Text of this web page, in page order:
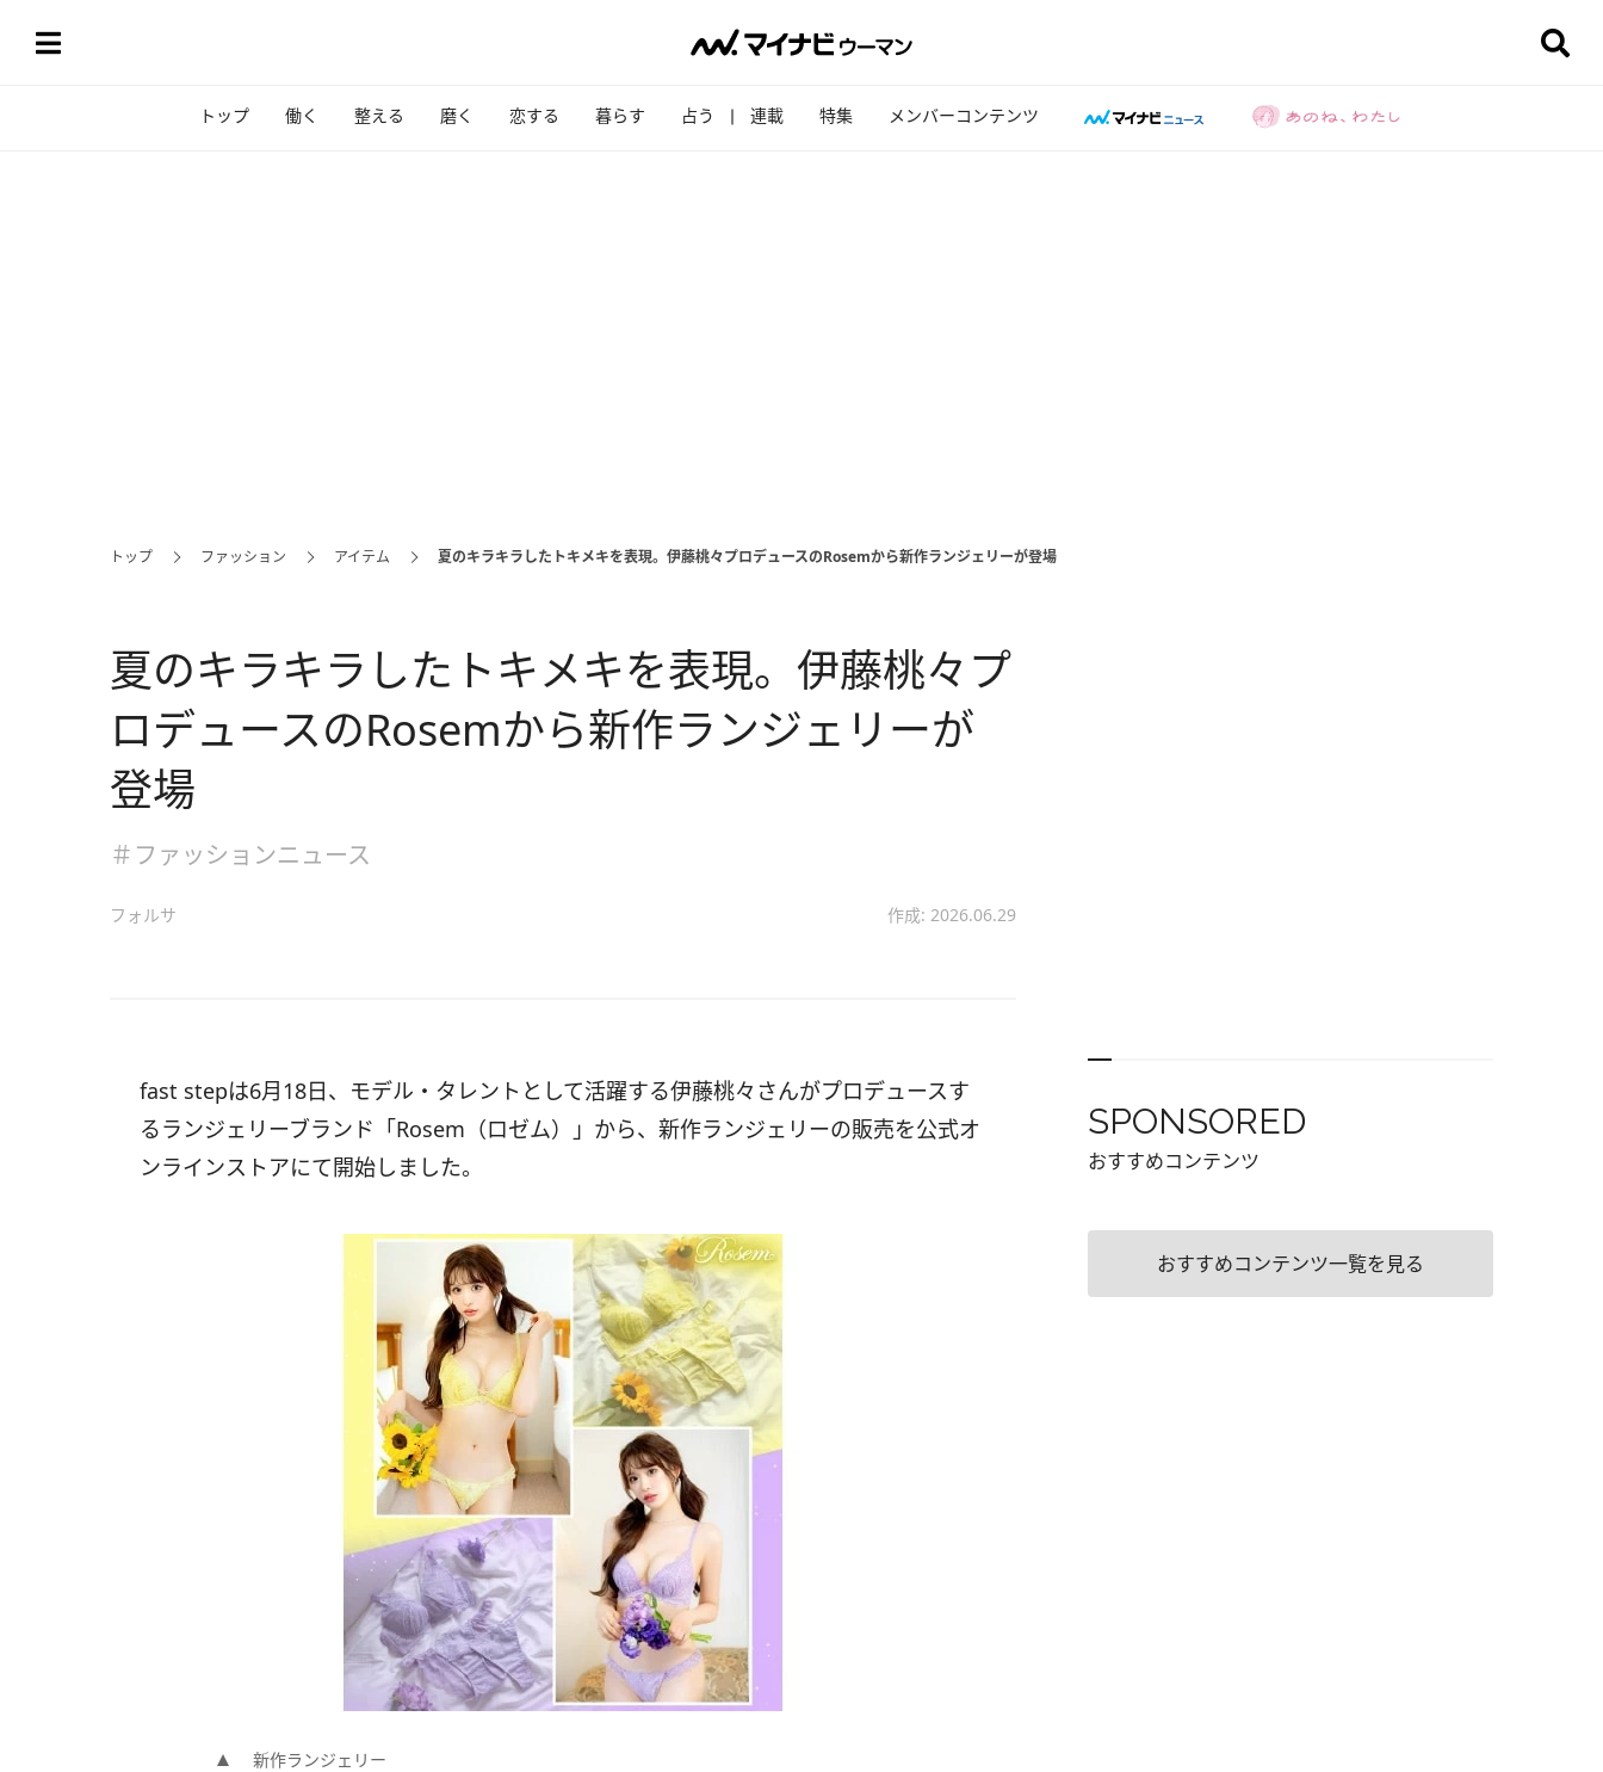
トップ 働く 整える 磨く 恋する 暮らす 占う 連載 特集 メンバーコンテンツ
トップ ファッション アイテム 夏のキラキラしたトキメキを表現。伊藤桃々プロデュースのRosemから新作ランジェリーが登場
夏のキラキラしたトキメキを表現。伊藤桃々プ
ロデュースのRosemから新作ランジェリーが
登場
＃ファッションニュース
フォルサ 作成: 2026.06.29
fast stepは6月18日、モデル・タレントとして活躍する伊藤桃々さんがプロデュースす
るランジェリーブランド「Rosem（ロゼム）」から、新作ランジェリーの販売を公式オ
ンラインストアにて開始しました。
新作ランジェリー
SPONSORED
おすすめコンテンツ
おすすめコンテンツ一覧を見る